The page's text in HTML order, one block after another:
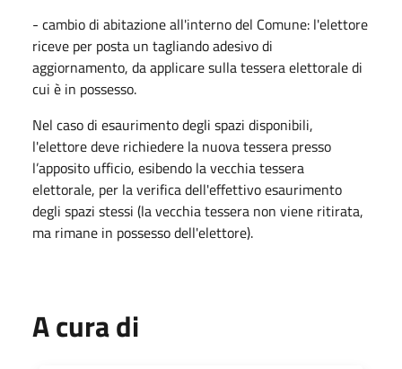
- cambio di abitazione all'interno del Comune: l'elettore
riceve per posta un tagliando adesivo di
aggiornamento, da applicare sulla tessera elettorale di
cui è in possesso.
Nel caso di esaurimento degli spazi disponibili,
l'elettore deve richiedere la nuova tessera presso
l’apposito ufficio, esibendo la vecchia tessera
elettorale, per la verifica dell'effettivo esaurimento
degli spazi stessi (la vecchia tessera non viene ritirata,
ma rimane in possesso dell'elettore).
A cura di